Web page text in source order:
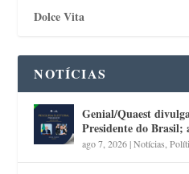
Dolce Vita
NOTÍCIAS
Genial/Quaest
Presidente do Brasil;
ago 7, 2026|Notícias ,